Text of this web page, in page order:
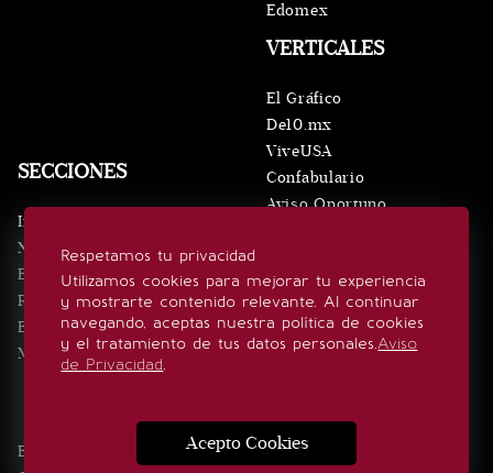
Respetamos tu privacidad
Utilizamos cookies para mejorar tu experiencia
y mostrarte contenido relevante. Al continuar
navegando, aceptas nuestra política de cookies
y el tratamiento de tus datos personales.Aviso
de Privacidad.
Acepto Cookies
SECCIONES
Inicio
Noticias
Eventos
Realeza
Estilo de vida
Minuto x Minuto
VERTICALES
El Gráfico
De10.mx
ViveUSA
Confabulario
Aviso Oportuno
Edomex
SÍGUENOS
Edición Impresa Noticias Quiénes somos